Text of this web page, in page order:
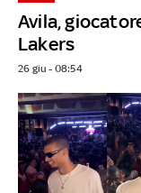
Avila,
Lakers
26 giu - 08:54